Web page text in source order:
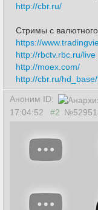
http://cbr.ru/
Стримы с
https://
http://rbctv.rbc.ru/live
http://moex.com/
http://cbr.ru/
Аноним ID:
17:04:52
#2